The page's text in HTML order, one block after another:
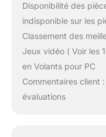
Disponibilité des
indisponible sur les
Classement des
Jeux vidéo ( Voir les
en Volants pour PC
Commentaires client
évaluations